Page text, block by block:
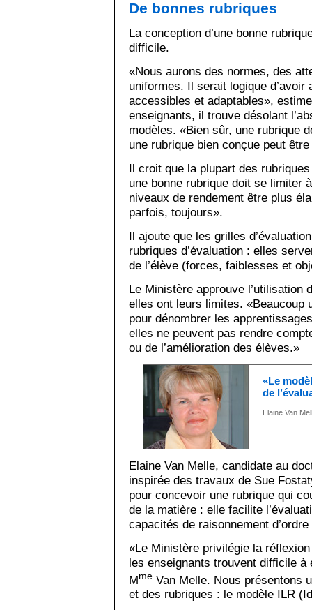
De bonnes rubriques
La conception d’une bonne
difficile.
«Nous aurons des normes, des
uniformes. Il serait logique
accessibles et adaptables»,
enseignants, il trouve désolant
modèles. «Bien sûr, une rubrique
une rubrique bien conçue peut être
Il croit que la plupart des
une bonne rubrique doit se limiter
niveaux de rendement être plus
parfois, toujours».
Il ajoute que les grilles
rubriques d’évaluation : elles
de l’élève (forces, faiblesses et
Le Ministère approuve l’utilisation
elles ont leurs limites. «Beaucoup
pour dénombrer les
elles ne peuvent pas rendre
ou de l’amélioration des élèves.»
«Le
de
Elaine Van
Elaine Van Melle, candidate au
inspirée des travaux de Sue
pour concevoir une rubrique qui
de la matière : elle facilite
capacités de raisonnement
«Le Ministère privilégie la
les enseignants trouvent difficile à
Mme Van Melle. Nous présentons
et des rubriques : le modèle ILR